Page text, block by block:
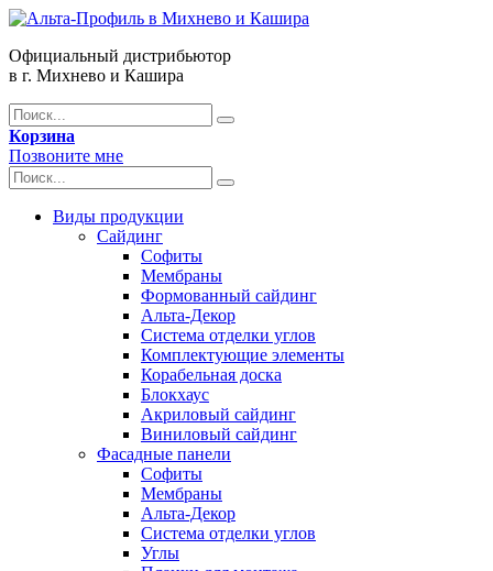
Официальный дистрибьютор
в г. Михнево и Кашира
Корзина
Позвоните мне
Виды продукции
Сайдинг
Софиты
Мембраны
Формованный сайдинг
Альта-Декор
Система отделки углов
Комплектующие элементы
Корабельная доска
Блокхаус
Акриловый сайдинг
Виниловый сайдинг
Фасадные панели
Софиты
Мембраны
Альта-Декор
Система отделки углов
Углы